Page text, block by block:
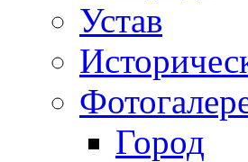
Устав
Город